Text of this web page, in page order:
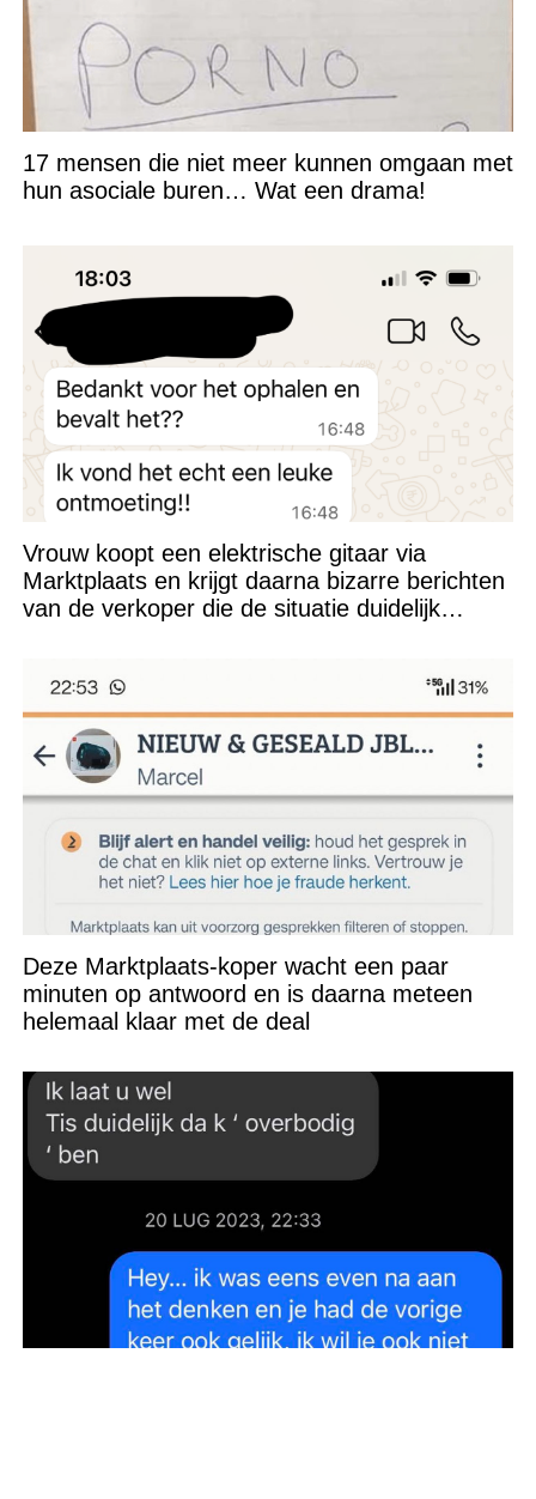
17 mensen die niet meer kunnen omgaan met
hun asociale buren… Wat een drama!
Vrouw koopt een elektrische gitaar via
Marktplaats en krijgt daarna bizarre berichten
van de verkoper die de situatie duidelijk
Deze Marktplaats-koper wacht een paar
minuten op antwoord en is daarna meteen
helemaal klaar met de deal